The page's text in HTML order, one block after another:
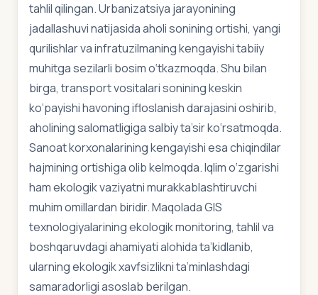
tahlil qilingan. Urbanizatsiya jarayonining
jadallashuvi natijasida aholi sonining ortishi, yangi
qurilishlar va infratuzilmaning kengayishi tabiiy
muhitga sezilarli bosim o‘tkazmoqda. Shu bilan
birga, transport vositalari sonining keskin
ko‘payishi havoning ifloslanish darajasini oshirib,
aholining salomatligiga salbiy ta’sir ko‘rsatmoqda.
Sanoat korxonalarining kengayishi esa chiqindilar
hajmining ortishiga olib kelmoqda. Iqlim o‘zgarishi
ham ekologik vaziyatni murakkablashtiruvchi
muhim omillardan biridir. Maqolada GIS
texnologiyalarining ekologik monitoring, tahlil va
boshqaruvdagi ahamiyati alohida ta’kidlanib,
ularning ekologik xavfsizlikni ta’minlashdagi
samaradorligi asoslab berilgan.